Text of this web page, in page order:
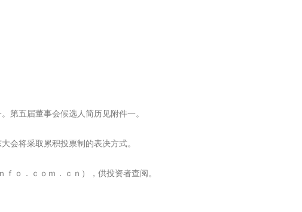
五届董事会候选人简历见附件一。
将采取累积投票制的表决方式。
ｏ．ｃｏｍ．ｃｎ），供投资者查阅。